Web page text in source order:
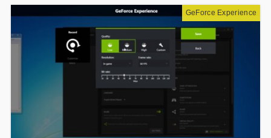
GeForce Experience